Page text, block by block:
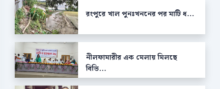
রংপুরে খাল পুনঃখননের পর মাটি ধ...
নীলফামারীর এক মেলায় মিলছে
বিভি...